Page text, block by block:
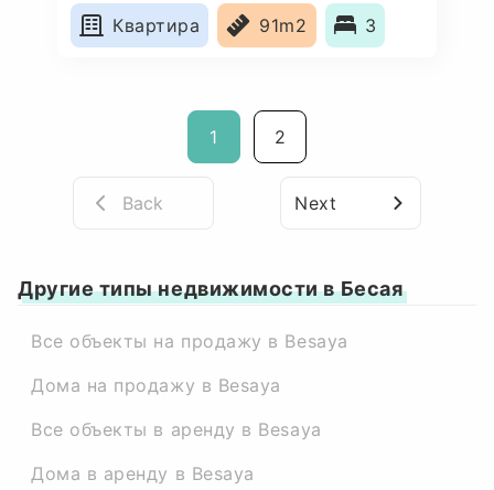
Квартира
91m2 3
1 2
Back Next
Другие типы недвижимости в Бесая
Все объекты на продажу в Besaya
Дома на продажу в Besaya
Все объекты в аренду в Besaya
Дома в аренду в Besaya